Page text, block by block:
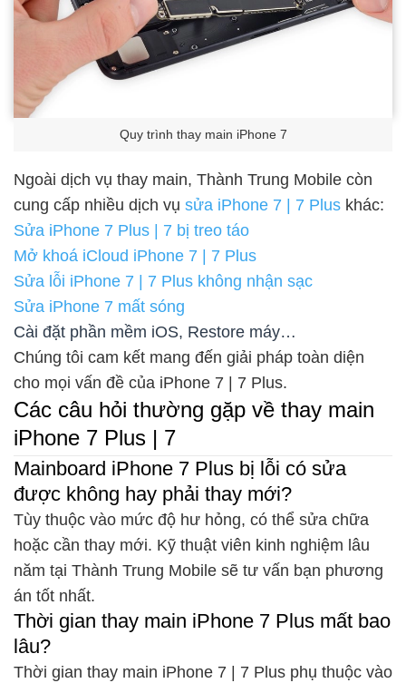
Quy trình thay main iPhone 7
Ngoài dịch vụ thay main, Thành Trung Mobile còn
cung cấp nhiều dịch vụ sửa iPhone 7 | 7 Plus khác:
Sửa iPhone 7 Plus | 7 bị treo táo
Mở khoá iCloud iPhone 7 | 7 Plus
Sửa lỗi iPhone 7 | 7 Plus không nhận sạc
Sửa iPhone 7 mất sóng
Cài đặt phần mềm iOS, Restore máy…
Chúng tôi cam kết mang đến giải pháp toàn diện
cho mọi vấn đề của iPhone 7 | 7 Plus.
Các câu hỏi thường gặp về thay main
iPhone 7 Plus | 7
Mainboard iPhone 7 Plus bị lỗi có sửa
được không hay phải thay mới?
Tùy thuộc vào mức độ hư hỏng, có thể sửa chữa
hoặc cần thay mới. Kỹ thuật viên kinh nghiệm lâu
năm tại Thành Trung Mobile sẽ tư vấn bạn phương
án tốt nhất.
Thời gian thay main iPhone 7 Plus mất bao
lâu?
Thời gian thay main iPhone 7 | 7 Plus phụ thuộc vào